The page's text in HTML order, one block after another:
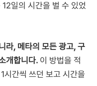
일의 시간을 벌 수 있었
라, 메타의 모든 광고, 구
개합니다. 이 방법을 적
시간씩 쓰던 보고 시간을